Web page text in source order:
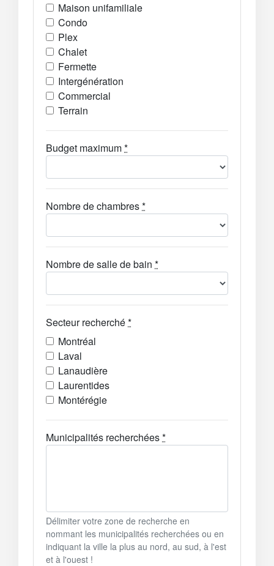
Maison unifamiliale
Condo
Plex
Chalet
Fermette
Intergénération
Commercial
Terrain
Budget maximum*
Nombre de chambres*
Nombre de salle de bain *
Secteur recherché*
Montréal
Laval
Lanaudière
Laurentides
Montérégie
Municipalités recherchées*
Délimiter votre zone de recherche en
nommant les municipalités recherchées ou en
indiquant la ville la plus au nord, au sud, à l'est
et à l'ouest !